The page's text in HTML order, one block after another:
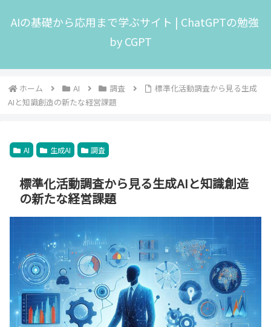
AIの基礎から応用まで学ぶサイト | ChatGPTの勉強
by CGPT
ホーム AI 調査
標準化活動調査から見る生成
AIと知識創造の新たな経営課題
AI 生成AI 調査
標準化活動調査から見る生成AIと知識創造
の新たな経営課題